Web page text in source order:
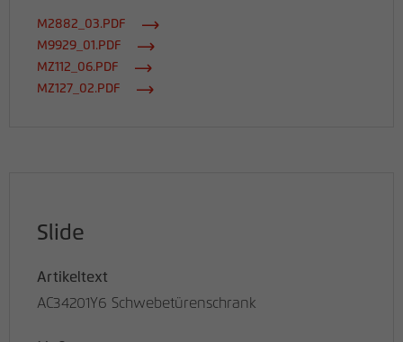
M2882_03.PDF
M9929_01.PDF
MZ112_06.PDF
MZ127_02.PDF
Slide
Artikeltext
AC34201Y6 Schwebetürenschrank